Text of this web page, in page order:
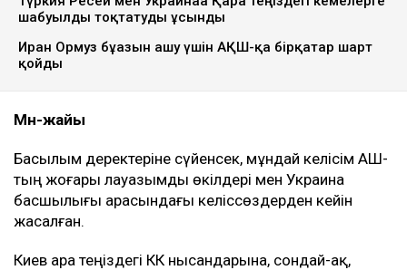
шабуылды тоқтатуды ұсынды
Иран Ормуз бұғазын ашу үшін АҚШ-қа бірқатар шарт
қойды
Мән-жайы
Басылым деректеріне сүйенсек, мұндай келісім АҚШ-
тың жоғары лауазымды өкілдері мен Украина
басшылығы арасындағы келіссөздерден кейін
жасалған.
Киев Қара теңіздегі КҚК нысандарына, сондай-ақ,